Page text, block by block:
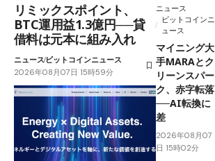
リミックスポイント、
BTC運用益1.3億円──貸
借料は元本に組み入れ
ニュースビットコインニュース
2026年08月07日 15時59分
ニュース
ビットコインニ
ュース
マイニング大
手MARAとク
リーンスパー
ク、赤字転落
──AI転換に
差
2026年08月07
日 15時02分